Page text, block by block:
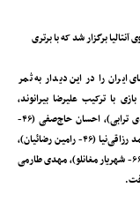
برگزار شد که با برتری
رامین رضاییان (۵۹) و مهدی طارمی(۶۸) گل‌های ایران را در این دیدار به ثمر
در این بازی با ترکیب علیرضا بیرانوند،
محمدحسین کنعانی‌زادگان، علی نعمتی، آریا یوسفی (۶۶- مهدی ترابی)، احسان حاج‌صفی (۴۶-
شجاع خلیل‌زاده)، سعید عزت‌اللهی (۷۰- محمد قربانی)، امیرمحمد رزاقی‌نیا (۴۶- رامین رضائیان)،
محمد محبی (۸۶- امیرحسین محمودی)، امیرحسین حسین‌زاده (۶۶- شهریار مغانلو)، مهدی طارمی